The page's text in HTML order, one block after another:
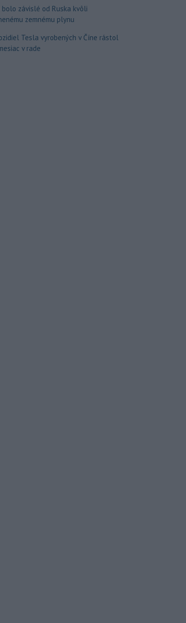
bolo závislé od Ruska kvôli
zemnému plynu
Tesla vyrobených v Číne rástol
v rade